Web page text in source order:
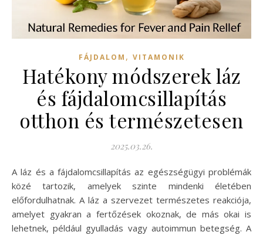
FÁJDALOM , VITAMONIK
Hatékony módszerek láz
és fájdalomcsillapítás
otthon és természetesen
2025.03.26.
A láz és a fájdalomcsillapítás az egészségügyi problémák
közé tartozik, amelyek szinte mindenki életében
előfordulhatnak. A láz a szervezet természetes reakciója,
amelyet gyakran a fertőzések okoznak, de más okai is
lehetnek, például gyulladás vagy autoimmun betegség. A